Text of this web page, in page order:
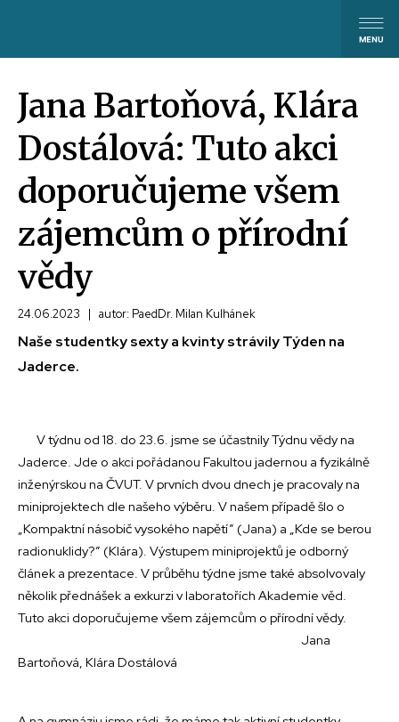
Jana Bartoňová, Klára
Dostálová: Tuto akci
doporučujeme všem
zájemcům o přírodní
vědy
24.06.2023 | autor: PaedDr. Milan Kulhánek
Naše studentky sexty a kvinty strávily Týden na
Jaderce.
V týdnu od 18. do 23.6. jsme se účastnily Týdnu vědy na
Jaderce. Jde o akci pořádanou Fakultou jadernou a fyzikálně
inženýrskou na ČVUT. V prvních dvou dnech je pracovaly na
miniprojektech dle našeho výběru. V našem případě šlo o
„Kompaktní násobič vysokého napětí” (Jana) a „Kde se berou
radionuklidy?” (Klára). Výstupem miniprojektů je odborný
článek a prezentace. V průběhu týdne jsme také absolvovaly
několik přednášek a exkurzi v laboratořích Akademie věd.
Tuto akci doporučujeme všem zájemcům o přírodní vědy.
Jana
Bartoňová, Klára Dostálová